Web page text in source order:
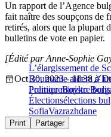
Un rapport de l’Agence
fait naître des soupçons de
retirés, alors que la plupart
bulletins de vote en papier.
L’élargissement de
Roumanie aidera à
Premier ministre
[Édité par Anne-Sophie
Oct 30, 2023 - 11:38
PolitiqueBoyko
Électionsélections
SofiaVazrazhdane
Print Partager